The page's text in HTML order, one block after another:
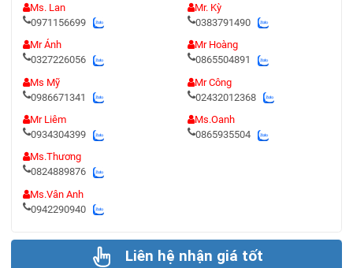
Ms. Lan
0971156699
Mr Ánh
0327226056
Ms Mỹ
0986671341
Mr Liêm
0934304399
Ms.Thương
0824889876
Ms.Vân Anh
0942290940
Mr. Kỳ
0383791490
Mr Hoàng
0865504891
Mr Công
02432012368
Ms.Oanh
0865935504
Liên hệ nhận giá tốt